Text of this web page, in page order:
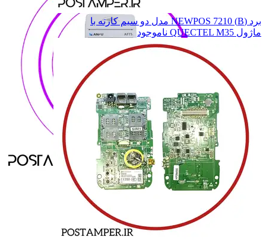
ANFUANFU
H9 H9
همه دسته بندی های MOREFUN
برد (B) NEWPOS 7210 مدل دو سیم کارته با
ماژول QUECTEL M35
ناموجود